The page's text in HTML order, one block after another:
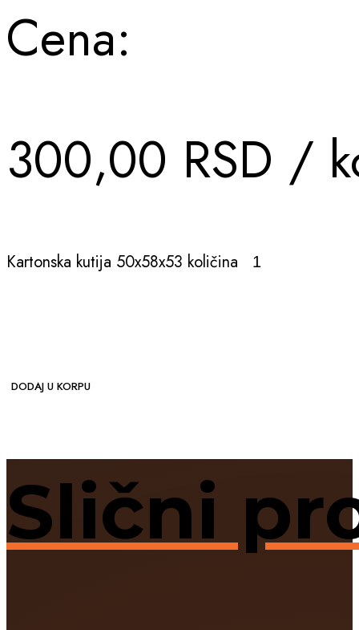
Cena:
300,00 RSD /
Kartonska kutija 50x58x53 količina
DODAJ U KORPU
Slični